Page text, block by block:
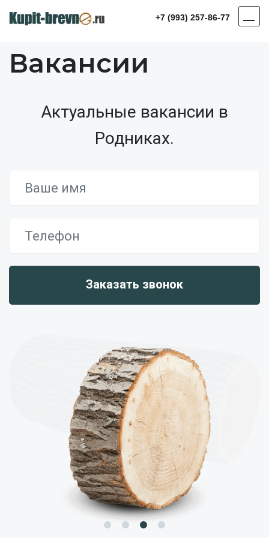
+7 (993) 257-86-77
Вакансии
Актуальные вакансии в
Родниках.